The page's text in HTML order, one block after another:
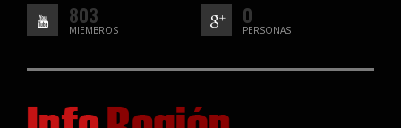
803
MIEMBROS
0
PERSONAS